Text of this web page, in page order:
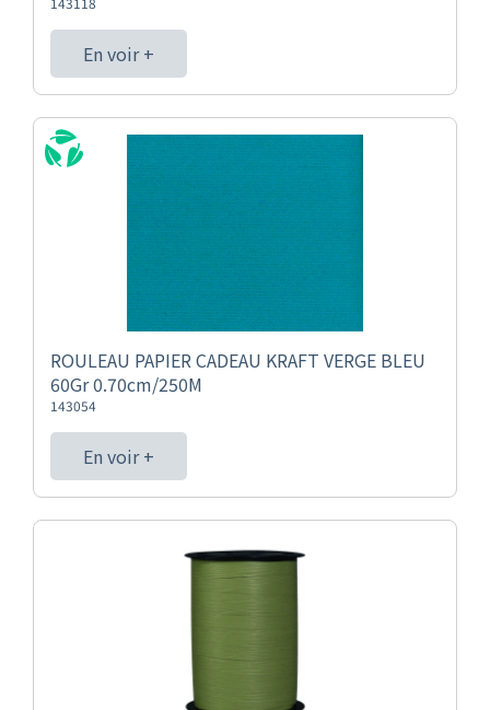
En voir +
ROULEAU PAPIER CADEAU KRAFT VERGE BLEU
60Gr 0.70cm/250M
143054
En voir +